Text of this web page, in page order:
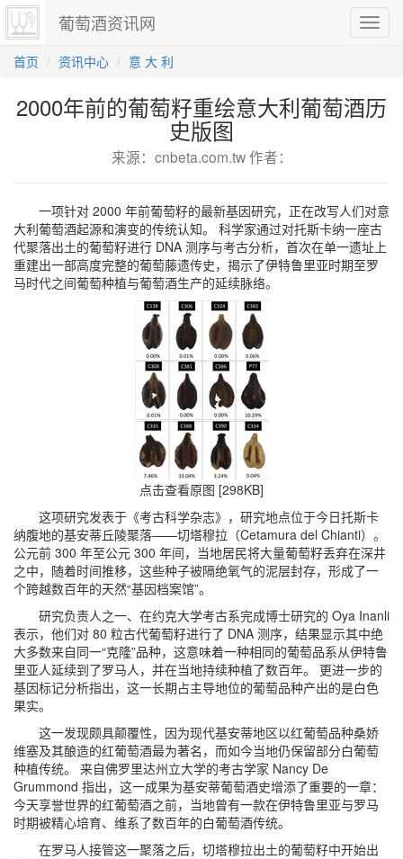
切
换
葡萄酒资讯网
首页 资讯中心 意 大 利
2000年前的葡萄籽重绘意大利葡萄酒历
史版图
来源：cnbeta.com.tw 作者：
一项针对 2000 年前葡萄籽的最新基因研究，正在改写人们对意
大利葡萄酒起源和演变的传统认知。 科学家通过对托斯卡纳一座古
代聚落出土的葡萄籽进行 DNA 测序与考古分析，首次在单一遗址上
重建出一部高度完整的葡萄藤遗传史，揭示了伊特鲁里亚时期至罗
马时代之间葡萄种植与葡萄酒生产的延续脉络。
点击查看原图 [298KB]
这项研究发表于《考古科学杂志》，研究地点位于今日托斯卡
纳腹地的基安蒂丘陵聚落——切塔穆拉（Cetamura del Chianti）。
公元前 300 年至公元 300 年间，当地居民将大量葡萄籽丢弃在深井
之中，随着时间推移，这些种子被隔绝氧气的泥层封存，形成了一
个跨越数百年的天然“基因档案馆”。
研究负责人之一、在约克大学考古系完成博士研究的 Oya Inanli
表示，他们对 80 粒古代葡萄籽进行了 DNA 测序，结果显示其中绝
大多数来自同一“克隆”品种，这意味着一种相同的葡萄品系从伊特鲁
里亚人延续到了罗马人，并在当地持续种植了数百年。 更进一步的
基因标记分析指出，这一长期占主导地位的葡萄品种产出的是白色
果实。
这一发现颇具颠覆性，因为现代基安蒂地区以红葡萄品种桑娇
维塞及其酿造的红葡萄酒最为著名，而如今当地仍保留部分白葡萄
种植传统。 来自佛罗里达州立大学的考古学家 Nancy De
Grummond 指出，这一成果为基安蒂葡萄酒史增添了重要的一章：
今天享誉世界的红葡萄酒之前，当地曾有一款在伊特鲁里亚与罗马
时期被精心培育、维系了数百年的白葡萄酒传统。
在罗马人接管这一聚落之后，切塔穆拉出土的葡萄籽中开始出